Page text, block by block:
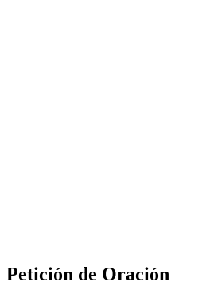
Petición de Oración